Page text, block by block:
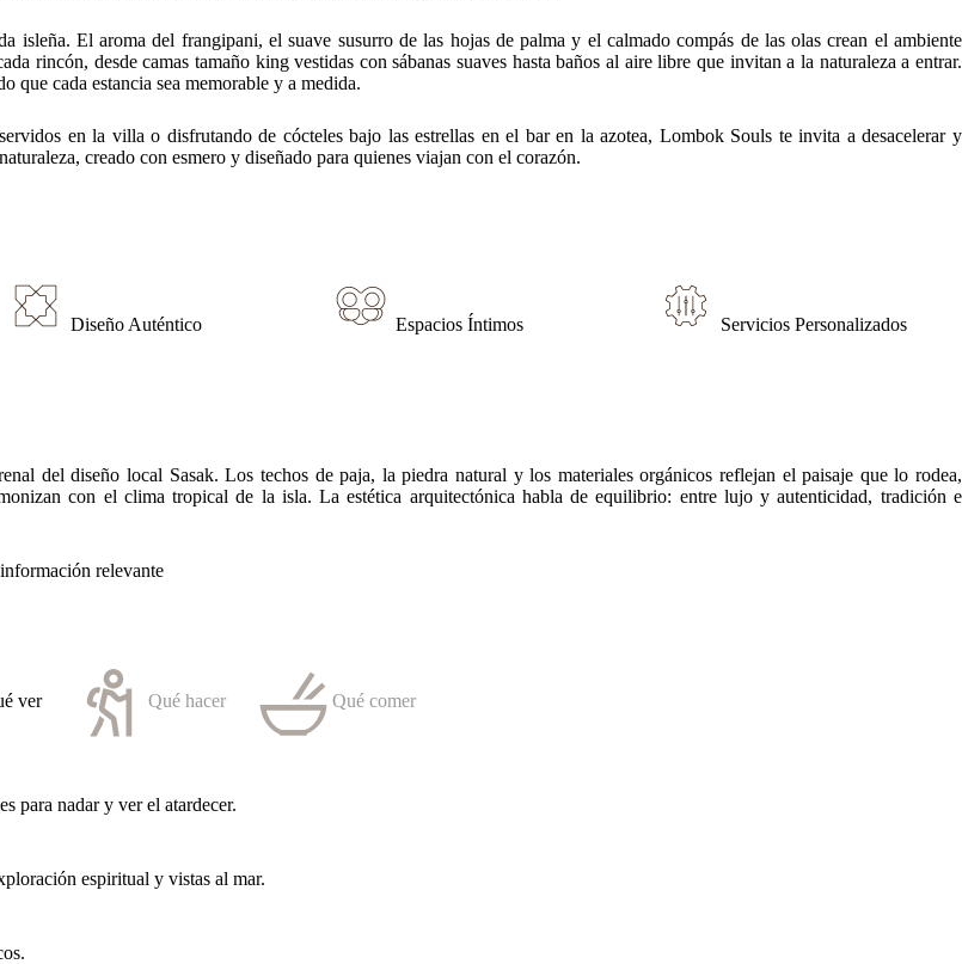
isleña. El aroma del frangipani, el suave susurro de las hojas de palma y el calmado compás de las olas crean el ambiente
rincón, desde camas tamaño king vestidas con sábanas suaves hasta baños al aire libre que invitan a la naturaleza a entrar.
que cada estancia sea memorable y a medida.
en la villa o disfrutando de cócteles bajo las estrellas en el bar en la azotea, Lombok Souls te invita a desacelerar y
creado con esmero y diseñado para quienes viajan con el corazón.
Diseño Auténtico Espacios Íntimos Servicios Personalizados
del diseño local Sasak. Los techos de paja, la piedra natural y los materiales orgánicos reflejan el paisaje que lo rodea,
con el clima tropical de la isla. La estética arquitectónica habla de equilibrio: entre lujo y autenticidad, tradición e
relevante
ver Qué hacer Qué comer
para nadar y ver el atardecer.
espiritual y vistas al mar.